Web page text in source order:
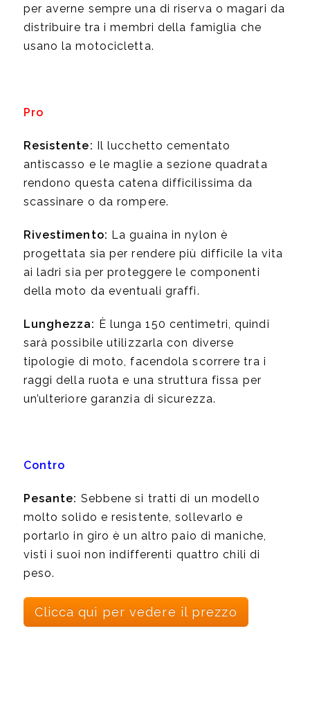
per averne sempre una di riserva o magari da
distribuire tra i membri della famiglia che
usano la motocicletta.
Pro
Resistente: Il lucchetto cementato
antiscasso e le maglie a sezione quadrata
rendono questa catena difficilissima da
scassinare o da rompere.
Rivestimento: La guaina in nylon è
progettata sia per rendere più difficile la vita
ai ladri sia per proteggere le componenti
della moto da eventuali graffi.
Lunghezza: È lunga 150 centimetri, quindi
sarà possibile utilizzarla con diverse
tipologie di moto, facendola scorrere tra i
raggi della ruota e una struttura fissa per
un’ulteriore garanzia di sicurezza.
Contro
Pesante: Sebbene si tratti di un modello
molto solido e resistente, sollevarlo e
portarlo in giro è un altro paio di maniche,
visti i suoi non indifferenti quattro chili di
peso.
Clicca qui per vedere il prezzo